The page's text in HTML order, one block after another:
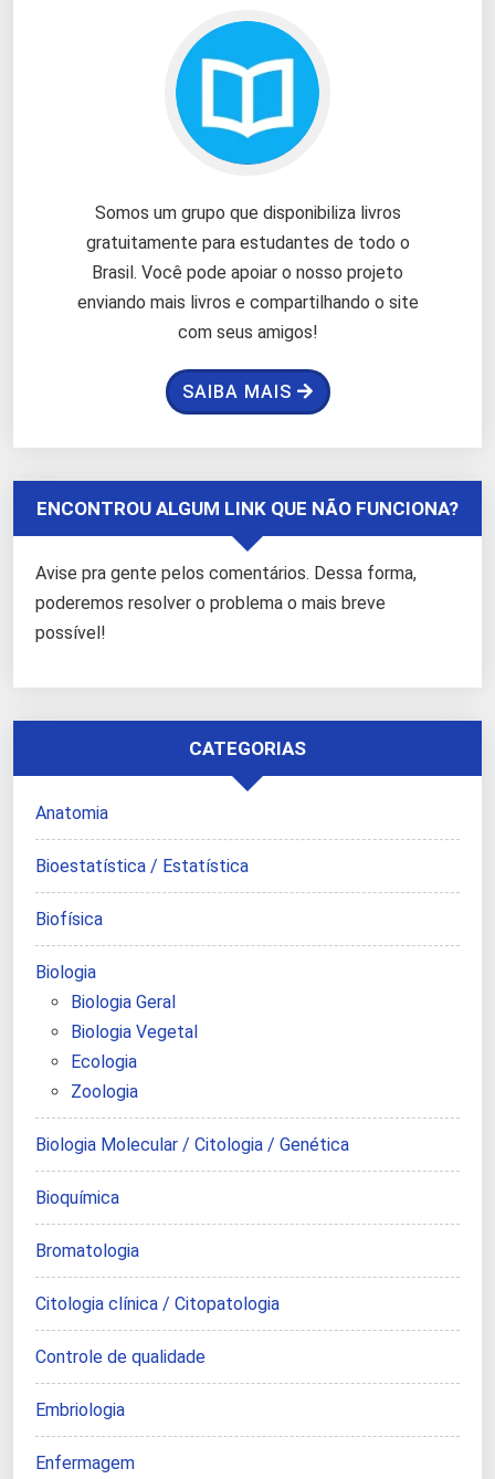
Somos um grupo que disponibiliza livros
gratuitamente para estudantes de todo o
Brasil. Você pode apoiar o nosso projeto
enviando mais livros e compartilhando o site
com seus amigos!
SAIBA MAIS
ENCONTROU ALGUM LINK QUE NÃO FUNCIONA?
Avise pra gente pelos comentários. Dessa forma,
poderemos resolver o problema o mais breve
possível!
CATEGORIAS
Anatomia
Bioestatística / Estatística
Biofísica
Biologia
Biologia Geral
Biologia Vegetal
Ecologia
Zoologia
Biologia Molecular / Citologia / Genética
Bioquímica
Bromatologia
Citologia clínica / Citopatologia
Controle de qualidade
Embriologia
Enfermagem